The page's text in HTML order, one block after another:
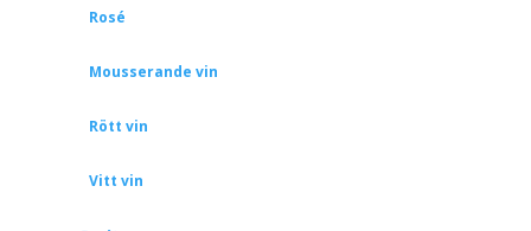
Rosé
Mousserande vin
Rött vin
Vitt vin